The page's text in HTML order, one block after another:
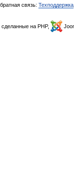
связь: Техподдержка
, сделанные на PHP,